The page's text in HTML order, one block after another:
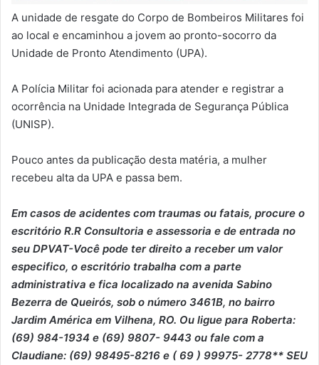
A unidade de resgate do Corpo de Bombeiros Militares foi
ao local e encaminhou a jovem ao pronto-socorro da
Unidade de Pronto Atendimento (UPA).
A Polícia Militar foi acionada para atender e registrar a
ocorrência na Unidade Integrada de Segurança Pública
(UNISP).
Pouco antes da publicação desta matéria, a mulher
recebeu alta da UPA e passa bem.
Em casos de acidentes com traumas ou fatais, procure o
escritório R.R Consultoria e assessoria e de entrada no
seu DPVAT-Você pode ter direito a receber um valor
especifico, o escritório trabalha com a parte
administrativa e fica localizado na avenida Sabino
Bezerra de Queirós, sob o número 3461B, no bairro
Jardim América em Vilhena, RO. Ou ligue para Roberta:
(69) 984-1934 e (69) 9807- 9443 ou fale com a
Claudiane: (69) 98495-8216 e ( 69 ) 99975- 2778** SEU